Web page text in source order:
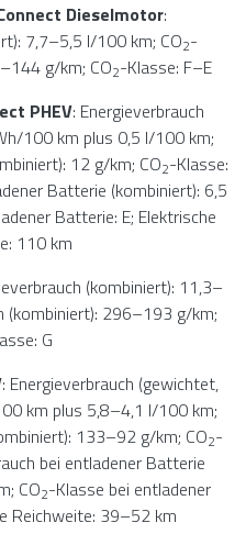
Dieselmotor:
7,7–5,5 l/100 km; CO2-
g/km; CO2-Klasse: F–E
PHEV: Energieverbrauch
100 km plus 0,5 l/100 km;
12 g/km; CO2-Klasse:
Batterie (kombiniert): 6,5
Batterie: E; Elektrische
110 km
(kombiniert): 11,3–
(kombiniert): 296–193 g/km;
G
: Energieverbrauch (gewichtet,
km plus 5,8–4,1 l/100 km;
133–92 g/km; CO2-
bei entladener Batterie
CO2-Klasse bei entladener
Reichweite: 39–52 km